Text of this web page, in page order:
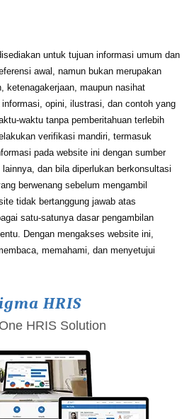
untuk tujuan informasi umum dan
awal, namun bukan merupakan
ketenagakerjaan, maupun nasihat
opini, ilustrasi, dan contoh yang
waktu tanpa pemberitahuan terlebih
verifikasi mandiri, termasuk
pada website ini dengan sumber
dan bila diperlukan berkonsultasi
berwenang sebelum mengambil
tidak bertanggung jawab atas
satu-satunya dasar pengambilan
Dengan mengakses website ini,
memahami, dan menyetujui
HRIS
HRIS Solution